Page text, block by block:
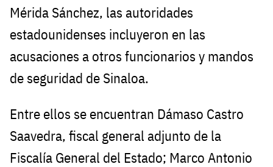
Mérida Sánchez, las autoridades
estadounidenses incluyeron en las
acusaciones a otros funcionarios y mandos
de seguridad de Sinaloa.
Entre ellos se encuentran Dámaso Castro
Saavedra, fiscal general adjunto de la
Fiscalía General del Estado; Marco Antonio